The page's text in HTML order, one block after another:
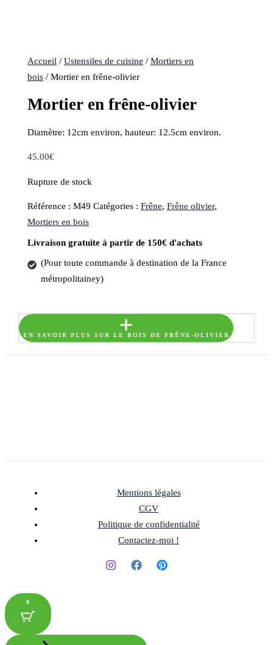
Accueil /Ustensiles de cuisine /Mortiers en
bois / Mortier en frêne-olivier
Mortier en frêne-olivier
Diamètre: 12cm environ, hauteur: 12.5cm environ.
45.00€
Rupture de stock
Référence :M49 Catégories :Frêne,Frêne olivier,
Mortiers en bois
Livraison gratuite à partir de 150€ d'achats
(Pour toute commande à destination de la France
métropolitainey)
EN SAVOIR PLUS SUR LE BOIS DE FRÊNE-OLIVIER
Mentions légales
CGV
Politique de confidentialité
Contactez-moi !
0